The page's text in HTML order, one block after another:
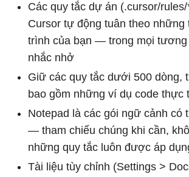
Các quy tắc dự án (.cursor/
Cursor tự động tuân theo những
trình của bạn — trong mọi tương
nhắc nhở
Giữ các quy tắc dưới 500 dòng,
bao gồm những ví dụ code thực
Notepad là các gói ngữ cảnh có
— tham chiếu chúng khi cần,
những quy tắc luôn được áp
Tài liệu tùy chỉnh (Settings >